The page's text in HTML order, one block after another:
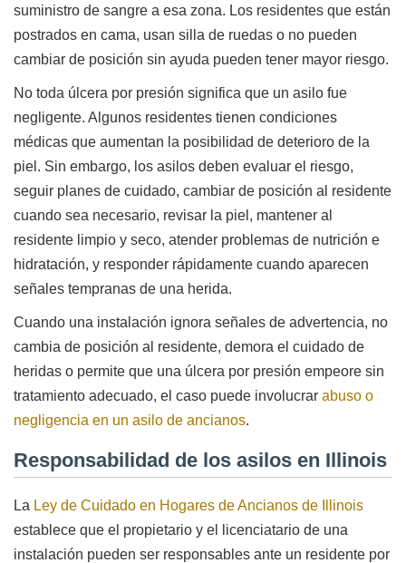
suministro de sangre a esa zona. Los residentes que están
postrados en cama, usan silla de ruedas o no pueden
cambiar de posición sin ayuda pueden tener mayor riesgo.
No toda úlcera por presión significa que un asilo fue
negligente. Algunos residentes tienen condiciones
médicas que aumentan la posibilidad de deterioro de la
piel. Sin embargo, los asilos deben evaluar el riesgo,
seguir planes de cuidado, cambiar de posición al residente
cuando sea necesario, revisar la piel, mantener al
residente limpio y seco, atender problemas de nutrición e
hidratación, y responder rápidamente cuando aparecen
señales tempranas de una herida.
Cuando una instalación ignora señales de advertencia, no
cambia de posición al residente, demora el cuidado de
heridas o permite que una úlcera por presión empeore sin
tratamiento adecuado, el caso puede involucrar abuso o
negligencia en un asilo de ancianos.
Responsabilidad de los asilos en Illinois
La Ley de Cuidado en Hogares de Ancianos de Illinois
establece que el propietario y el licenciatario de una
instalación pueden ser responsables ante un residente por